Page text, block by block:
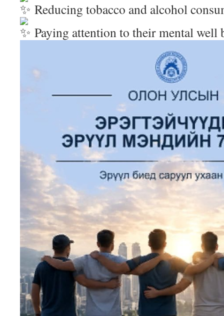
Reducing tobacco and alcohol
Paying attention to their mental well